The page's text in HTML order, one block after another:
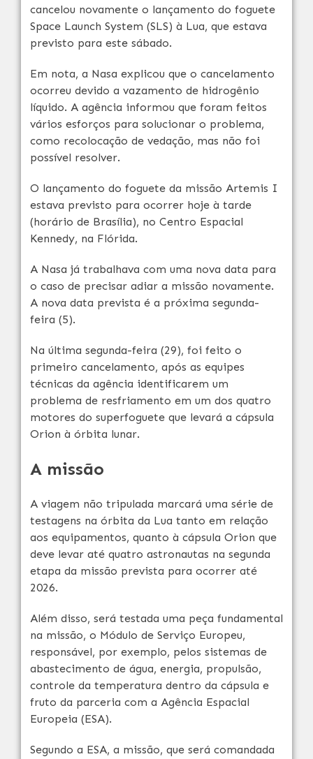
cancelou novamente o lançamento do foguete
Space Launch System (SLS) à Lua, que estava
previsto para este sábado.
Em nota, a Nasa explicou que o cancelamento
ocorreu devido a vazamento de hidrogênio
líquido. A agência informou que foram feitos
vários esforços para solucionar o problema,
como recolocação de vedação, mas não foi
possível resolver.
O lançamento do foguete da missão Artemis I
estava previsto para ocorrer hoje à tarde
(horário de Brasília), no Centro Espacial
Kennedy, na Flórida.
A Nasa já trabalhava com uma nova data para
o caso de precisar adiar a missão novamente.
A nova data prevista é a próxima segunda-
feira (5).
Na última segunda-feira (29), foi feito o
primeiro cancelamento, após as equipes
técnicas da agência identificarem um
problema de resfriamento em um dos quatro
motores do superfoguete que levará a cápsula
Orion à órbita lunar.
A missão
A viagem não tripulada marcará uma série de
testagens na órbita da Lua tanto em relação
aos equipamentos, quanto à cápsula Orion que
deve levar até quatro astronautas na segunda
etapa da missão prevista para ocorrer até
2026.
Além disso, será testada uma peça fundamental
na missão, o Módulo de Serviço Europeu,
responsável, por exemplo, pelos sistemas de
abastecimento de água, energia, propulsão,
controle da temperatura dentro da cápsula e
fruto da parceria com a Agência Espacial
Europeia (ESA).
Segundo a ESA, a missão, que será comandada